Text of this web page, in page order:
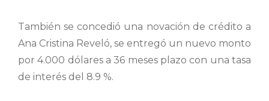
También se concedió una novación de crédito a
Ana Cristina Reveló, se entregó un nuevo monto
por 4.000 dólares a 36 meses plazo con una tasa
de interés del 8.9 %.